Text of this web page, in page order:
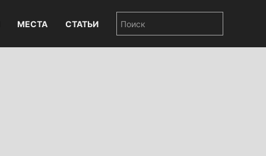
МЕСТА СТАТЬИ